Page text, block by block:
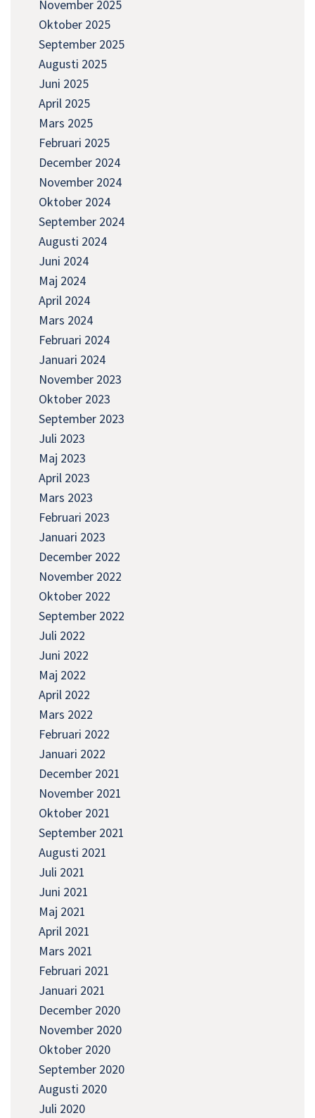
November 2025
Oktober 2025
September 2025
Augusti 2025
Juni 2025
April 2025
Mars 2025
Februari 2025
December 2024
November 2024
Oktober 2024
September 2024
Augusti 2024
Juni 2024
Maj 2024
April 2024
Mars 2024
Februari 2024
Januari 2024
November 2023
Oktober 2023
September 2023
Juli 2023
Maj 2023
April 2023
Mars 2023
Februari 2023
Januari 2023
December 2022
November 2022
Oktober 2022
September 2022
Juli 2022
Juni 2022
Maj 2022
April 2022
Mars 2022
Februari 2022
Januari 2022
December 2021
November 2021
Oktober 2021
September 2021
Augusti 2021
Juli 2021
Juni 2021
Maj 2021
April 2021
Mars 2021
Februari 2021
Januari 2021
December 2020
November 2020
Oktober 2020
September 2020
Augusti 2020
Juli 2020